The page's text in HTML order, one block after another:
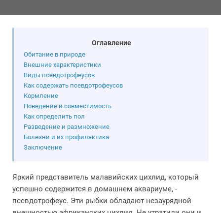
Оглавление
Обитание в природе
Внешние характеристики
Виды псевдотрофеусов
Как содержать псевдотрофеусов
Кормление
Поведение и совместимость
Как определить пол
Разведение и размножение
Болезни и их профилактика
Заключение
Яркий представитель малавийских цихлид, который
успешно содержится в домашнем аквариуме, -
псевдотрофеус. Эти рыбки обладают незаурядной